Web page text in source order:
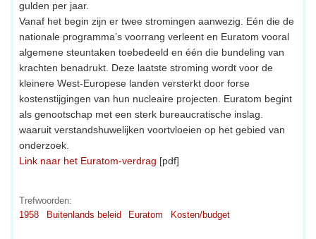
gulden per jaar.
Vanaf het begin zijn er twee stromingen aanwezig. Eén die de
nationale programma’s voorrang verleent en Euratom vooral
algemene steuntaken toebedeeld en één die bundeling van
krachten benadrukt. Deze laatste stroming wordt voor de
kleinere West-Europese landen versterkt door forse
kostenstijgingen van hun nucleaire projecten. Euratom begint
als genootschap met een sterk bureaucratische inslag.
waaruit verstandshuwelijken voortvloeien op het gebied van
onderzoek.
Link naar het Euratom-verdrag [pdf]
Trefwoorden:
1958
Buitenlands beleid Euratom Kosten/budget